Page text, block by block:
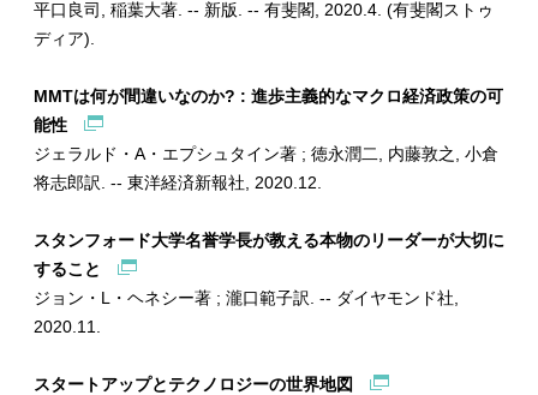
平口良司, 稲葉大著. -- 新版. -- 有斐閣, 2020.4. (有斐閣ストゥ
ディア).
MMTは何が間違いなのか? : 進歩主義的なマクロ経済政策の可
能性
ジェラルド・A・エプシュタイン著 ; 徳永潤二, 内藤敦之, 小倉
将志郎訳. -- 東洋経済新報社, 2020.12.
スタンフォード大学名誉学長が教える本物のリーダーが大切に
すること
ジョン・L・ヘネシー著 ; 瀧口範子訳. -- ダイヤモンド社,
2020.11.
スタートアップとテクノロジーの世界地図